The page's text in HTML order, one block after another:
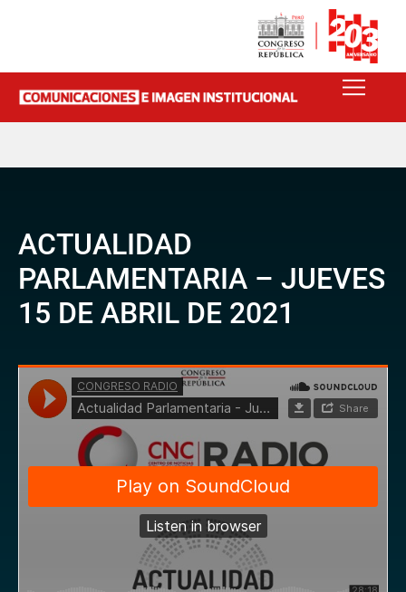
ACTUALIDAD
PARLAMENTARIA – JUEVES
15 DE ABRIL DE 2021